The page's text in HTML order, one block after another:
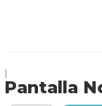
Pantalla